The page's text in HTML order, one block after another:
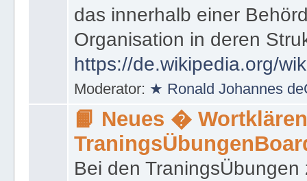
das innerhalb einer
Organisation in deren
https://de.wikipedia.org/
Moderator: ★ Ronald Johannes
📙 Neues �
Bei den